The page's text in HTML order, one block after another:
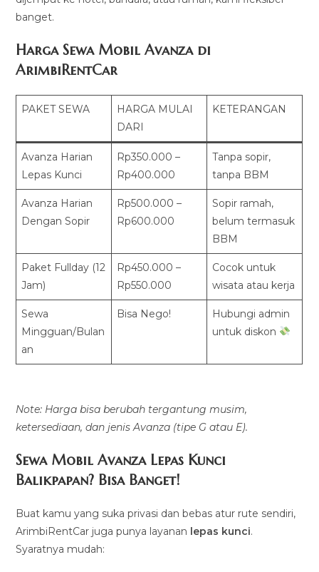
banget.
Harga Sewa Mobil Avanza di
ArimbiRentCar
PAKET SEWA
HARGA MULAI
DARI
KETERANGAN
Avanza Harian
Lepas Kunci
Rp350.000 –
Rp400.000
Tanpa sopir,
tanpa BBM
Avanza Harian
Dengan Sopir
Rp500.000 –
Rp600.000
Sopir ramah,
belum termasuk
BBM
Paket Fullday (12
Jam)
Rp450.000 –
Rp550.000
Cocok untuk
wisata atau kerja
Sewa
Mingguan/Bulan
an
Bisa Nego!
Hubungi admin
untuk diskon
Note: Harga bisa berubah tergantung musim,
ketersediaan, dan jenis Avanza (tipe G atau E).
Sewa Mobil Avanza Lepas Kunci
Balikpapan? Bisa Banget!
Buat kamu yang suka privasi dan bebas atur rute sendiri,
ArimbiRentCar juga punya layanan lepas kunci.
Syaratnya mudah: